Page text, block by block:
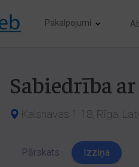
Pakalpojumi
Sabiedrība
Kalsnavas 1-18, Rīga,
Pārskats Izziņa